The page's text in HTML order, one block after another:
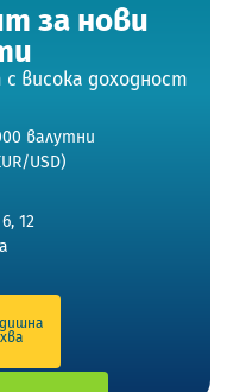
за нови
висока доходност
валутни
USD)
12